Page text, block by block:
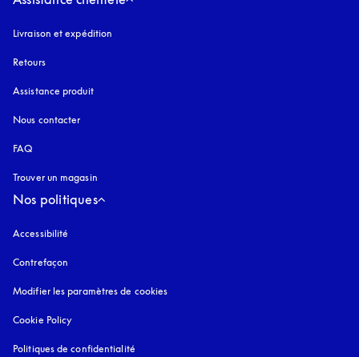
Livraison et expédition
Retours
Assistance produit
Nous contacter
FAQ
Trouver un magasin
Nos politiques
Accessibilité
Contrefaçon
Modifier les paramètres de cookies
Cookie Policy
Politiques de confidentialité